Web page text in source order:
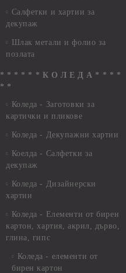
Салфетки и хартии за
декупаж
Шлак метали и фолио за
позлата
* * * * * * К О Л Е Д А * * * *
* *
Коледа - Заготовки за
картички и пликове
Коледа - Декупажни хартии
Коелда - Салфетки за
декупаж
Коледа - Дизайнерски
хартии
Коледа - Eлементи от бирен
картон, хартия, акрил, дърво,
глина, гипс
Коледа - елементи от
бирен картон